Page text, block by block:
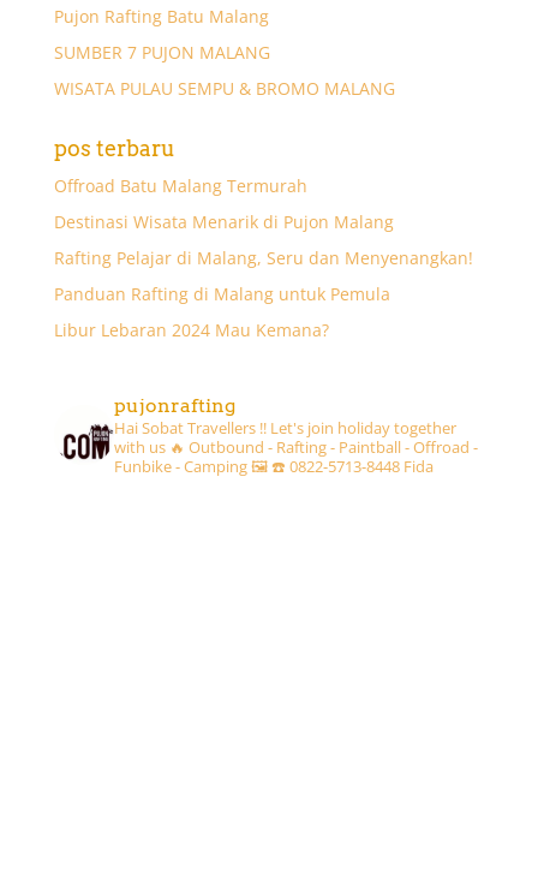
Pujon Rafting Batu Malang
SUMBER 7 PUJON MALANG
WISATA PULAU SEMPU & BROMO MALANG
pos terbaru
Offroad Batu Malang Termurah
Destinasi Wisata Menarik di Pujon Malang
Rafting Pelajar di Malang, Seru dan Menyenangkan!
Panduan Rafting di Malang untuk Pemula
Libur Lebaran 2024 Mau Kemana?
pujonrafting
Hai Sobat Travellers !! Let's join holiday together
with us 🔥 Outbound - Rafting - Paintball - Offroad -
Funbike - Camping 🖼☎️ 0822-5713-8448 Fida